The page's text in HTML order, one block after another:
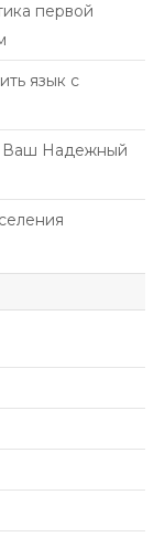
первой
язык с
Ваш Надежный